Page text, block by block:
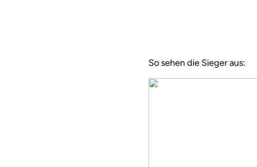
So sehen die Sieger aus: